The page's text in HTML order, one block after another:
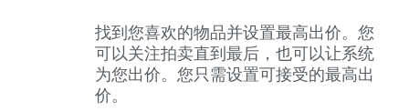
找到您喜欢的物品并设置最高出价。您
可以关注拍卖直到最后，也可以让系统
为您出价。您只需设置可接受的最高出
价。